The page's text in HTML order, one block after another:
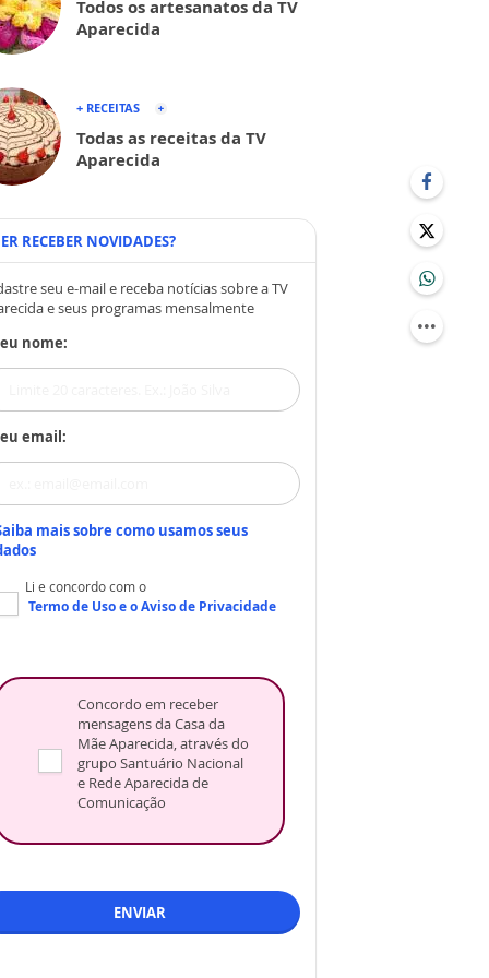
Todos os artesanatos da TV
Aparecida
+ RECEITAS
Todas as receitas da TV
Aparecida
RECEBER NOVIDADES?
seu e-mail e receba notícias sobre a TV
e seus programas mensalmente
nome:
email:
mais sobre como usamos seus
Li e concordo com o
Termo de Usoe oAviso de Privacidade
Concordo em receber
mensagens da Casa da
Mãe Aparecida, através do
grupo Santuário Nacional
e Rede Aparecida de
Comunicação
ENVIAR